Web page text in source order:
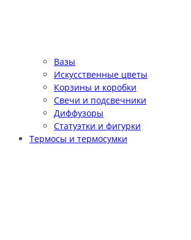
Вазы
Искусственные цветы
Корзины и коробки
Свечи и подсвечники
Диффузоры
Статуэтки и фигурки
Термосы и термосумки